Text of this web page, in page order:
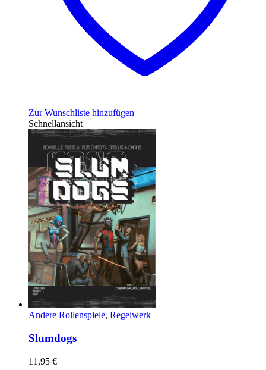
Zur Wunschliste hinzufügen
Schnellansicht
Andere Rollenspiele, Regelwerk
Slumdogs
11,95 €